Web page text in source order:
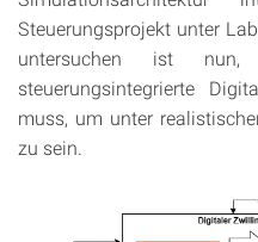
Steuerungsprojekt unter
untersuchen ist
steuerungsintegrierte
muss, um unter
zu sein.